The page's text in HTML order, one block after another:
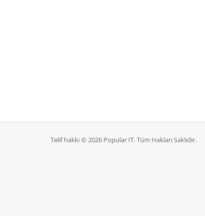
Telif hakkı © 2026 Popular IT. Tüm Hakları Saklıdır.